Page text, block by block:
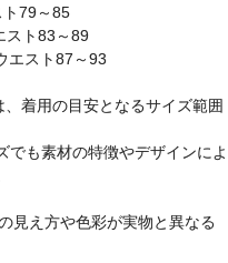
79～85
スト83～89
エスト87～93
着用の目安となるサイズ範囲
も素材の特徴やデザインによ
見え方や色彩が実物と異なる